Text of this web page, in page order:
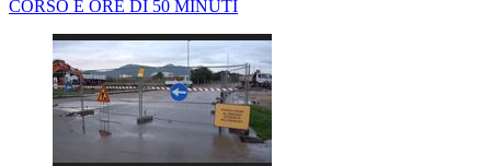
CORSO E ORE DI 50 MINUTI